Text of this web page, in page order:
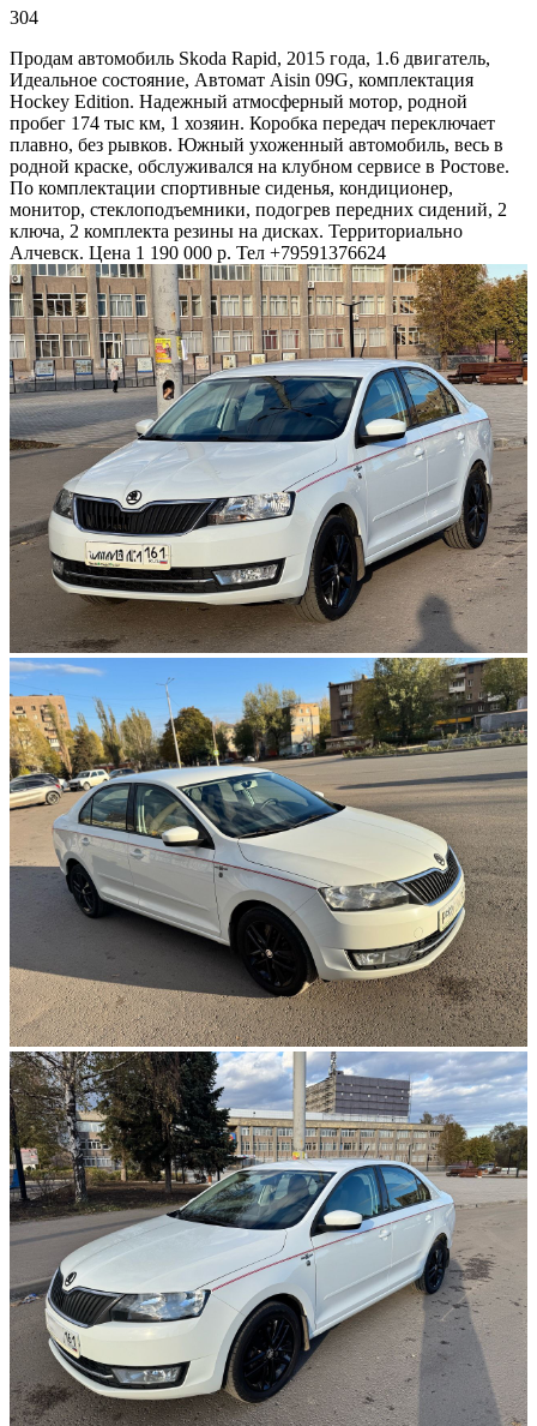
304
Продам автомобиль Skoda Rapid, 2015 года, 1.6 двигатель,
Идеальное состояние, Автомат Аisin 09G, комплектация
Hockey Edition. Надежный атмосферный мотор, родной
пробег 174 тыс км, 1 хозяин. Коробка передач переключает
плавно, без рывков. Южный ухоженный автомобиль, весь в
родной краске, обслуживался на клубном сервисе в Ростове.
По комплектации спортивные сиденья, кондиционер,
монитор, стеклоподъемники, подогрев передних сидений, 2
ключа, 2 комплекта резины на дисках. Территориально
Алчевск. Цена 1 190 000 р. Тел +79591376624